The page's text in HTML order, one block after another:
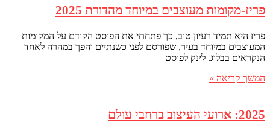
פריז-מקומות מעוצבים במיוחד מהדורת 2025
פריז היא תמיד רעיון טוב, כך פתחתי את הפוסט הקודם על המקומות
המעוצבים במיוחד בעיר, שפורסם לפני כשנתיים והפך במהרה לאחד
הנקראים בבלוג. לינק לפוסט
המשך קריאה »
2025: ארועי העיצוב ברחבי עולם